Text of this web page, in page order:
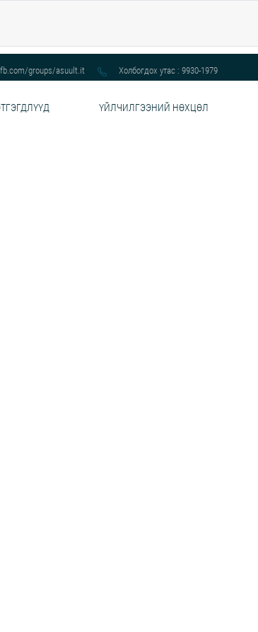
fb.com/groups/asuult.it Холбогдох утас : 9930-1979
ҮЙЛЧИЛГЭЭНИЙ НӨХЦӨЛ